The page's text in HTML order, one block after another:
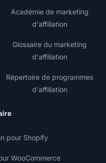
Académie de marketing
d'affiliation
Glossaire du marketing
d'affiliation
Répertoire de programmes
d'affiliation
pour Shopify
WooCommerce